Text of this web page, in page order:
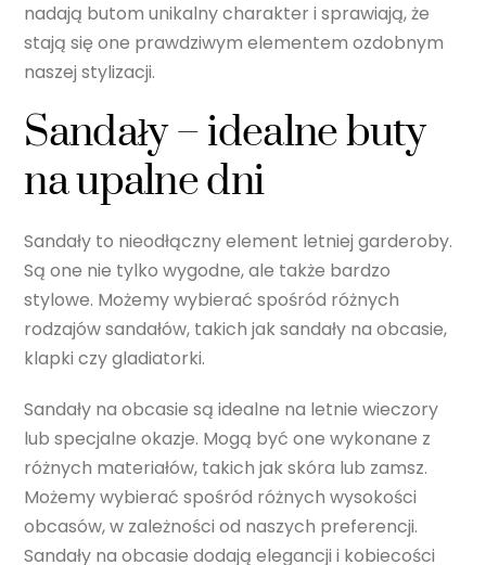
nadają butom unikalny charakter i sprawiają, że
stają się one prawdziwym elementem ozdobnym
naszej stylizacji.
Sandały – idealne buty
na upalne dni
Sandały to nieodłączny element letniej garderoby.
Są one nie tylko wygodne, ale także bardzo
stylowe. Możemy wybierać spośród różnych
rodzajów sandałów, takich jak sandały na obcasie,
klapki czy gladiatorki.
Sandały na obcasie są idealne na letnie wieczory
lub specjalne okazje. Mogą być one wykonane z
różnych materiałów, takich jak skóra lub zamsz.
Możemy wybierać spośród różnych wysokości
obcasów, w zależności od naszych preferencji.
Sandały na obcasie dodają elegancji i kobiecości